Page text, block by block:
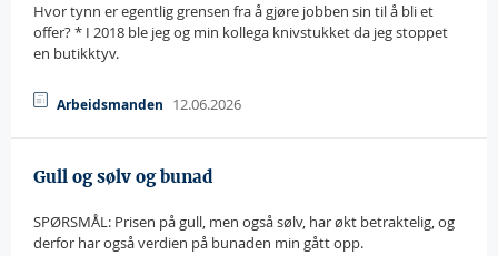
Hvor tynn er egentlig grensen fra å gjøre jobben sin til å bli et
offer? * I 2018 ble jeg og min kollega knivstukket da jeg stoppet
en butikktyv.
Arbeidsmanden 12.06.2026
Gull og sølv og bunad
SPØRSMÅL: Prisen på gull, men også sølv, har økt betraktelig, og
derfor har også verdien på bunaden min gått opp.